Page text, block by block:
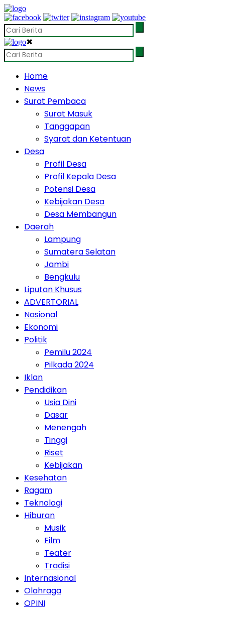
✖
Home
News
Surat Pembaca
Surat Masuk
Tanggapan
Syarat dan Ketentuan
Desa
Profil Desa
Profil Kepala Desa
Potensi Desa
Kebijakan Desa
Desa Membangun
Daerah
Lampung
Sumatera Selatan
Jambi
Bengkulu
Liputan Khusus
ADVERTORIAL
Nasional
Ekonomi
Politik
Pemilu 2024
Pilkada 2024
Iklan
Pendidikan
Usia Dini
Dasar
Menengah
Tinggi
Riset
Kebijakan
Kesehatan
Ragam
Teknologi
Hiburan
Musik
Film
Teater
Tradisi
Internasional
Olahraga
OPINI